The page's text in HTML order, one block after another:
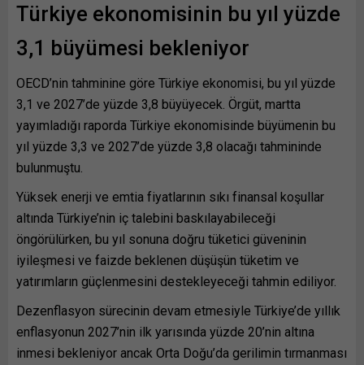
Türkiye ekonomisinin bu yıl yüzde
3,1 büyümesi bekleniyor
OECD’nin tahminine göre Türkiye ekonomisi, bu yıl yüzde
3,1 ve 2027’de yüzde 3,8 büyüyecek. Örgüt, martta
yayımladığı raporda Türkiye ekonomisinde büyümenin bu
yıl yüzde 3,3 ve 2027’de yüzde 3,8 olacağı tahmininde
bulunmuştu.
Yüksek enerji ve emtia fiyatlarının sıkı finansal koşullar
altında Türkiye’nin iç talebini baskılayabileceği
öngörülürken, bu yıl sonuna doğru tüketici güveninin
iyileşmesi ve faizde beklenen düşüşün tüketim ve
yatırımların güçlenmesini destekleyeceği tahmin ediliyor.
Dezenflasyon sürecinin devam etmesiyle Türkiye’de yıllık
enflasyonun 2027’nin ilk yarısında yüzde 20’nin altına
inmesi bekleniyor ancak Orta Doğu’da gerilimin tırmanması